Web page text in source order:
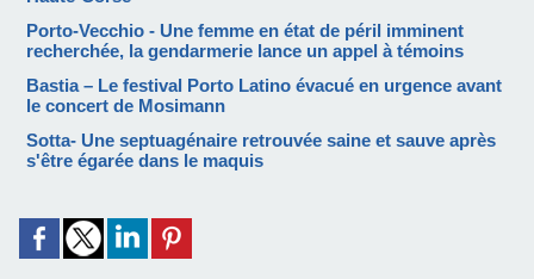
Porto-Vecchio - Une femme en état de péril imminent
recherchée, la gendarmerie lance un appel à témoins
Bastia – Le festival Porto Latino évacué en urgence avant
le concert de Mosimann
Sotta- Une septuagénaire retrouvée saine et sauve après
s'être égarée dans le maquis